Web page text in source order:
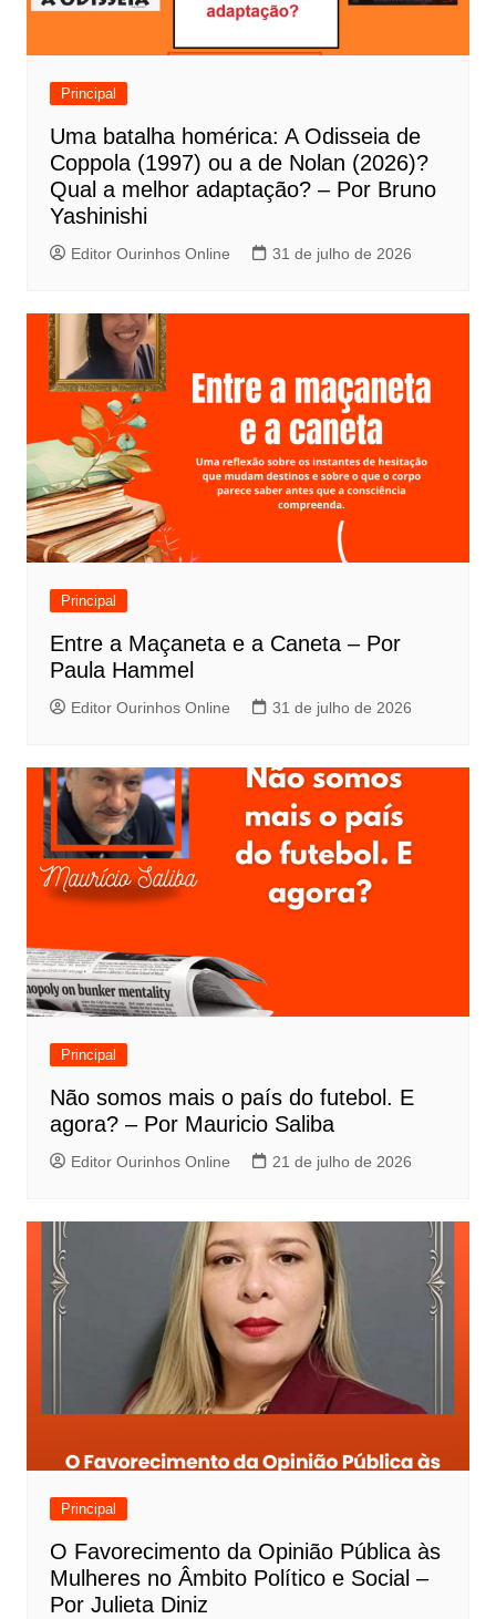
o
d
Principal
Uma batalha homérica: A Odisseia de
Coppola (1997) ou a de Nolan (2026)?
Qual a melhor adaptação? – Por Bruno
Yashinishi
Editor Ourinhos Online 31 de julho de 2026
Principal
Entre a Maçaneta e a Caneta – Por
Paula Hammel
Editor Ourinhos Online 31 de julho de 2026
Principal
Não somos mais o país do futebol. E
agora? – Por Mauricio Saliba
Editor Ourinhos Online 21 de julho de 2026
Principal
O Favorecimento da Opinião Pública às
Mulheres no Âmbito Político e Social –
Por Julieta Diniz